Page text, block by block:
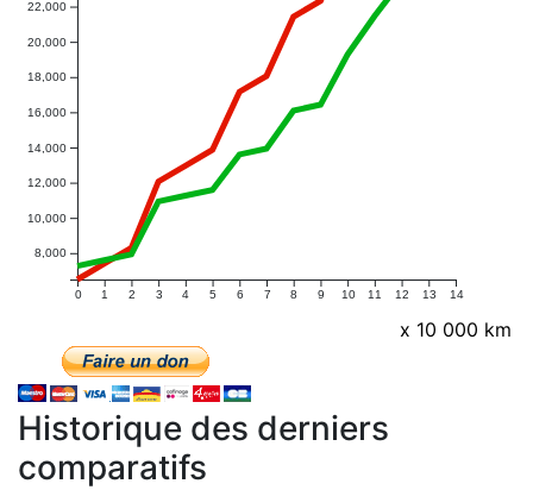
0 1 2 3 4 5 6 7 8 9 10 11 12 13 14
8,000
10,000
12,000
14,000
16,000
18,000
20,000
22,000
x 10 000 km
Historique des derniers
comparatifs